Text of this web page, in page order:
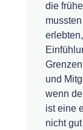
die
und
wenn
ist eine
nicht